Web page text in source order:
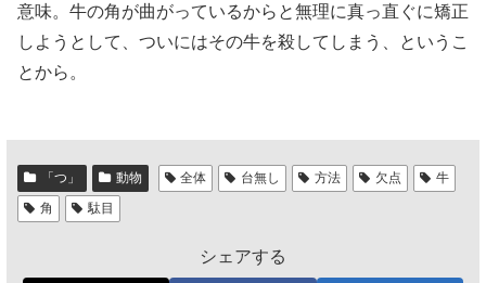
意味。牛の角が曲がっているからと無理に真っ直ぐに矯正
しようとして、ついにはその牛を殺してしまう、というこ
とから。
「つ」 動物 全体 台無し 方法 欠点
牛
角
駄目
シェアする